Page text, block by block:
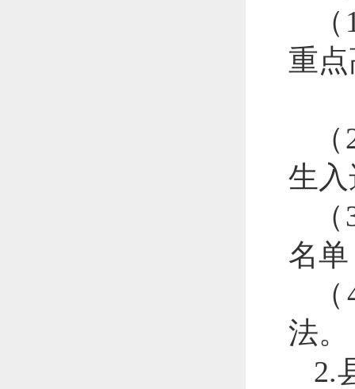
重
生
名
法。
2.